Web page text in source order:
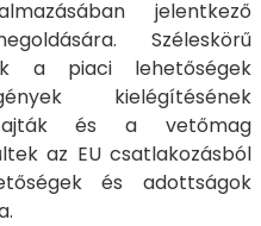
jelentkező
Széleskörű
a piaci lehetőségek
kielégítésének
fajták és a vetőmag
az EU csatlakozásból
és adottságok